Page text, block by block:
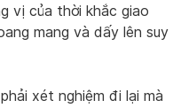
vị của thời khắc giao
mang và dấy lên suy
xét nghiệm đi lại mà